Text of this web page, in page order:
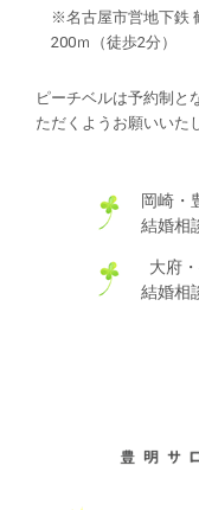
※名古屋市営地下鉄
200ｍ（徒歩2分）
ピーチベルは予約制と
ただくようお願いいた
岡崎・
結婚相
大府
結婚相